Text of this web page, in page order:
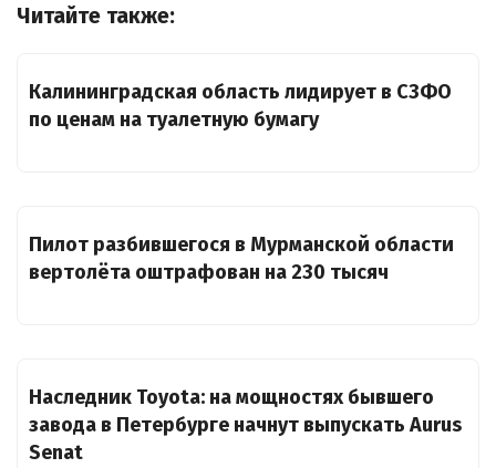
Читайте также:
Калининградская область лидирует в СЗФО
по ценам на туалетную бумагу
Пилот разбившегося в Мурманской области
вертолёта оштрафован на 230 тысяч
Наследник Toyota: на мощностях бывшего
завода в Петербурге начнут выпускать Aurus
Senat